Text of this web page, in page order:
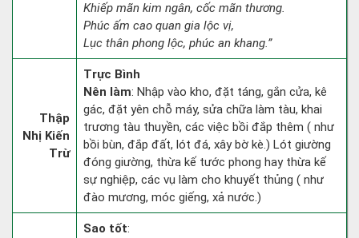
Khiếp mãn kim ngân, cốc mãn thương.
Phúc ấm cao quan gia lộc vị,
Lục thân phong lộc, phúc an khang.”
Thập
Nhị Kiến
Trừ
Trực Bình
Nên làm: Nhập vào kho, đặt táng, gắn cửa, kê
gác, đặt yên chỗ máy, sửa chữa làm tàu, khai
trương tàu thuyền, các việc bồi đắp thêm ( như
bồi bùn, đắp đất, lót đá, xây bờ kè.) Lót giường
đóng giường, thừa kế tước phong hay thừa kế
sự nghiệp, các vụ làm cho khuyết thủng ( như
đào mương, móc giếng, xả nước.)
Sao tốt: